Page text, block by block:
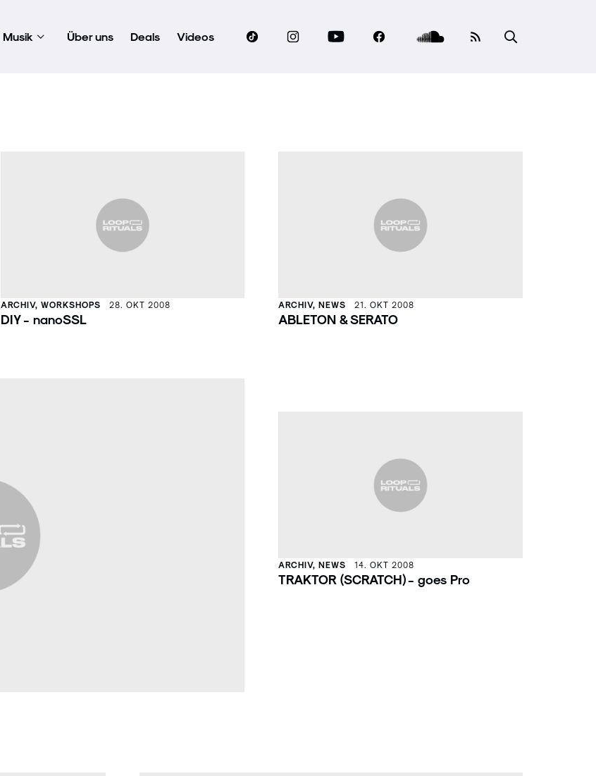
Musik Über uns Deals Videos
ARCHIV, WORKSHOPS 28. OKT 2008
DIY - nanoSSL
ARCHIV, NEWS 21. OKT 2008
ABLETON & SERATO
ARCHIV, NEWS 14. OKT 2008
TRAKTOR (SCRATCH) - goes Pro